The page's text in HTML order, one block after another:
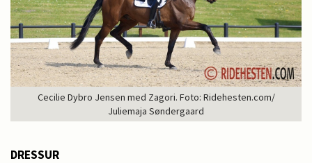
Cecilie Dybro Jensen med Zagori. Foto: Ridehesten.com/
Juliemaja Søndergaard
DRESSUR